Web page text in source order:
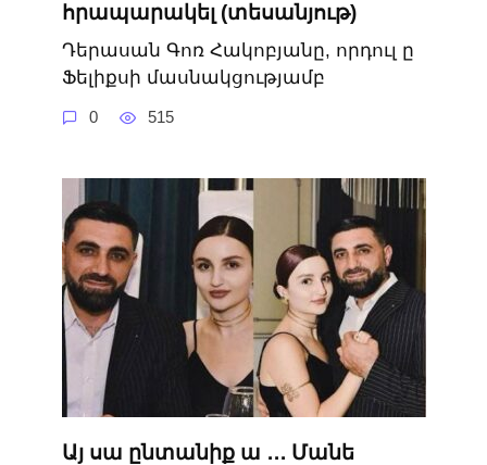
հրապարակել (տեսանյութ)
Դերասան Գոռ Հակոբյանը, որդուլ ը
Ֆելիքսի մասնակցությամբ
0 515
Այ սա ընտանիք ա ․․․ Մանե